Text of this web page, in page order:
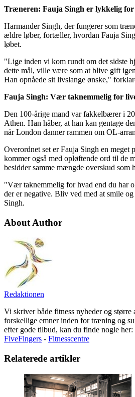
Træneren: Fauja Singh er lykkelig
Harmander Singh, der fungerer som
ældre løber, fortæller, hvordan Fauja
løbet.
"Lige inden vi kom rundt om det sidste
dette mål, ville være som at blive gift
Han opnåede sit livslange ønske,"
Fauja Singh: Vær taknemmelig for
Den 100-årige mand var fakkelbærer i
Athen. Han håber, at han kan gentage
når London danner rammen om OL-
Overordnet set er Fauja Singh en meget
kommer også med opløftende ord til de
besidder samme mængde overskud som
"Vær taknemmelig for hvad end du har
der er negative. Bliv ved med at smile
Singh.
About Author
Redaktionen
Vi skriver både fitness nyheder og større
forskellige emner inden for træning og
efter gode tilbud, kan du finde nogle her:
FiveFingers - Fitnesscentre
Relaterede artikler